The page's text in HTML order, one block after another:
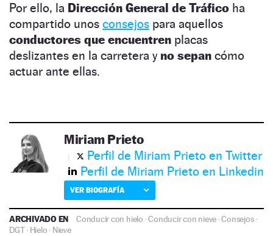
Por ello, la Dirección General de Tráfico ha
compartido unos consejos para aquellos
conductores que encuentren placas
deslizantes en la carretera y no sepan cómo
actuar ante ellas.
Miriam Prieto
Perfil de Miriam Prieto en Twitter
Perfil de Miriam Prieto en Linkedin
VER BIOGRAFÍA
ARCHIVADO EN Conducir con hielo ·Conducir con nieve ·Consejos·
DGT· Hielo · Nieve